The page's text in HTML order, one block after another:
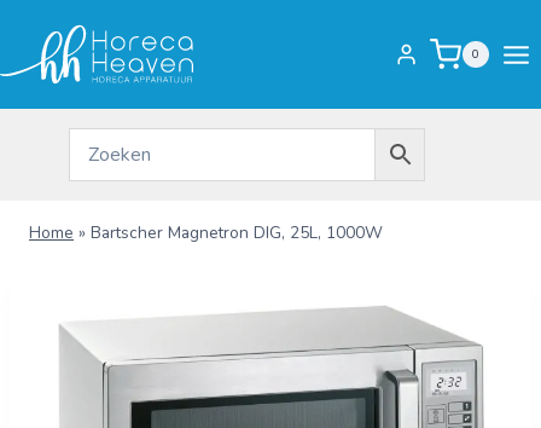
inhoud
0
Home » Bartscher Magnetron DIG, 25L, 1000W